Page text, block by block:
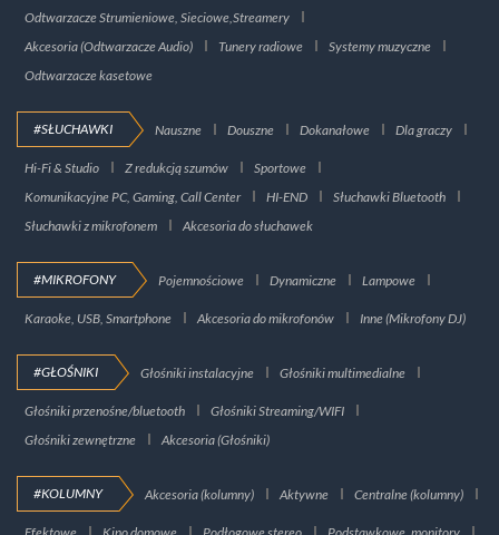
Odtwarzacze Strumieniowe, Sieciowe,Streamery
Akcesoria (Odtwarzacze Audio)
Tunery radiowe
Systemy muzyczne
Odtwarzacze kasetowe
#SŁUCHAWKI Nauszne Douszne Dokanałowe Dla graczy
Hi-Fi & Studio Z redukcją szumów
Sportowe
Komunikacyjne PC, Gaming, Call Center
HI-END
Słuchawki Bluetooth
Słuchawki z mikrofonem
Akcesoria do słuchawek
#MIKROFONY Pojemnościowe Dynamiczne Lampowe
Karaoke, USB, Smartphone Akcesoria do mikrofonów Inne (Mikrofony DJ)
#GŁOŚNIKI Głośniki instalacyjne Głośniki multimedialne
Głośniki przenośne/bluetooth
Głośniki Streaming/WIFI
Głośniki zewnętrzne
Akcesoria (Głośniki)
#KOLUMNY Akcesoria (kolumny) Aktywne Centralne (kolumny)